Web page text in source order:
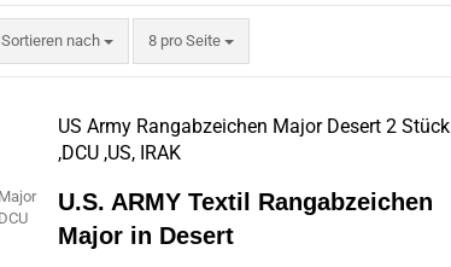
Sortieren nach
Sortieren nach 8 pro Seite
pro Seite
US Army Rangabzeichen Major Desert 2 Stück
,DCU ,US, IRAK
U.S. ARMY Textil Rangabzeichen
Major in Desert